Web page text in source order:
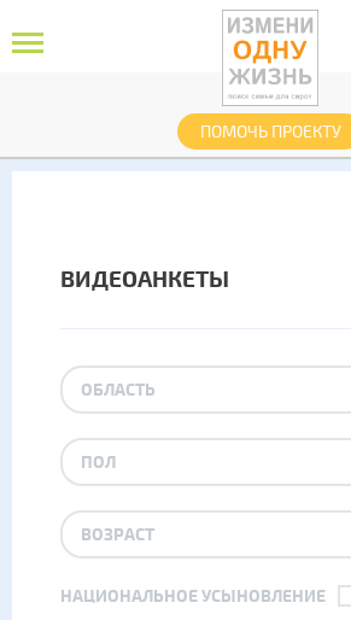
ПОМОЧЬ ПРОЕКТУ
ВИДЕОАНКЕТЫ
ОБЛАСТЬ
ПОЛ
ВОЗРАСТ
НАЦИОНАЛЬНОЕ УСЫНОВЛЕНИЕ